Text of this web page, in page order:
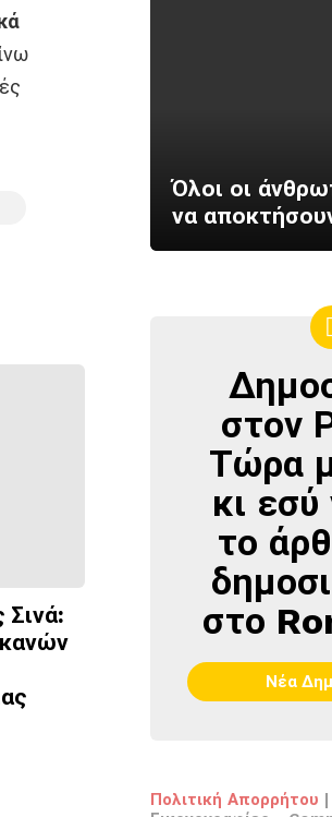
Όλοι οι
να
ΣΤΟΝ
ΡΩΜΗΌ
στον
Τώρα
κι εσύ
το
στο
Νέα
Πολιτική Απορρήτου |